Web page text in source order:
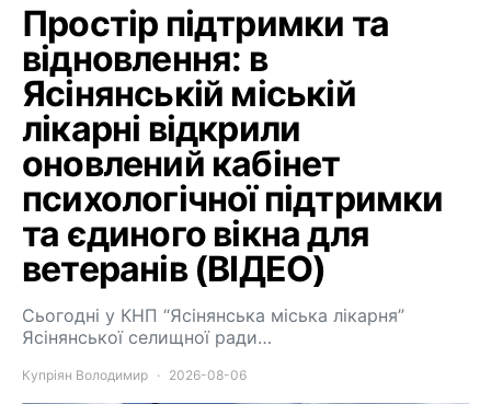
Простір підтримки та
відновлення: в
Ясінянській міській
лікарні відкрили
оновлений кабінет
психологічної підтримки
та єдиного вікна для
ветеранів (ВІДЕО)
Сьогодні у КНП “Ясінянська міська лікарня”
Ясінянської селищної ради…
Купріян Володимир 2026-08-06